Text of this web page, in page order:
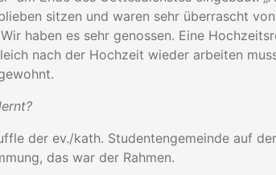
sitzen und waren sehr überrascht
haben es sehr genossen. Eine
nach der Hochzeit wieder arbeiten
der ev./kath. Studentengemeinde auf
das war der Rahmen.